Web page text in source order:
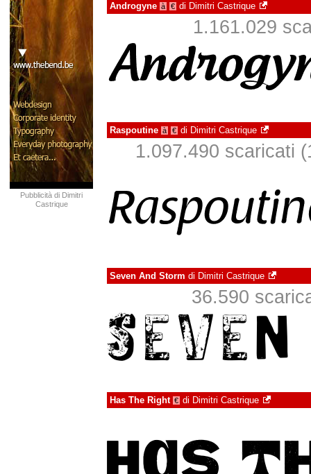
Pubblicità di Dimitri
Castrique
Androgyne à € di Dimitri Castrique
1.161.029
Raspoutine à € di Dimitri Castrique
1.097.490 scaricati
Seven And Storm di Dimitri Castrique
36.590
Has The Right € di Dimitri Castrique